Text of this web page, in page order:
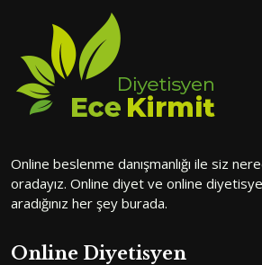
Online beslenme danışmanlığı ile siz
oradayız. Online diyet ve online
aradığınız her şey burada.
Online Diyetisyen